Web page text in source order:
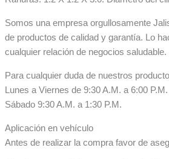
Somos una empresa orgullosamente
de productos de calidad y garantía. Lo
cualquier relación de negocios saludable.
Para cualquier duda de nuestros
Lunes a Viernes de 9:30 A.M. a 6:00 P.M.
Sábado 9:30 A.M. a 1:30 P.M.
Aplicación en vehículo
Antes de realizar la compra favor de